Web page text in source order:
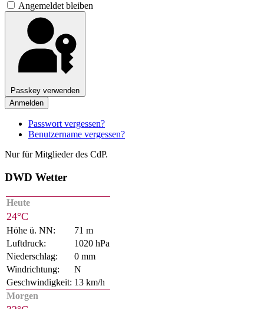
Angemeldet bleiben
Passkey verwenden
Anmelden
Passwort vergessen?
Benutzername vergessen?
Nur für Mitglieder des CdP.
DWD Wetter
Heute
24°C
Höhe ü. NN:
71 m
Luftdruck:
1020 hPa
Niederschlag:
0 mm
Windrichtung:
N
Geschwindigkeit: 13 km/h
Morgen